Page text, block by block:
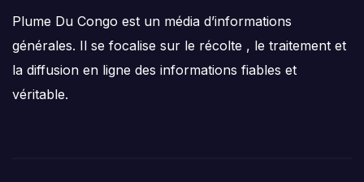
Plume Du Congo est un média d’informations
générales. Il se focalise sur le récolte , le traitement et
la diffusion en ligne des informations fiables et
véritable.